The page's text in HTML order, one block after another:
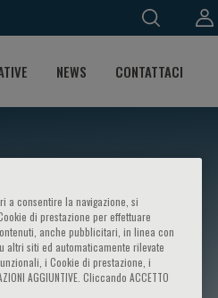
NEWS CONTATTACI
a consentire la navigazione, si
di prestazione per effettuare
anche pubblicitari, in linea con
altri siti ed automaticamente rilevate
i Cookie di prestazione, i
AGGIUNTIVE. Cliccando ACCETTO